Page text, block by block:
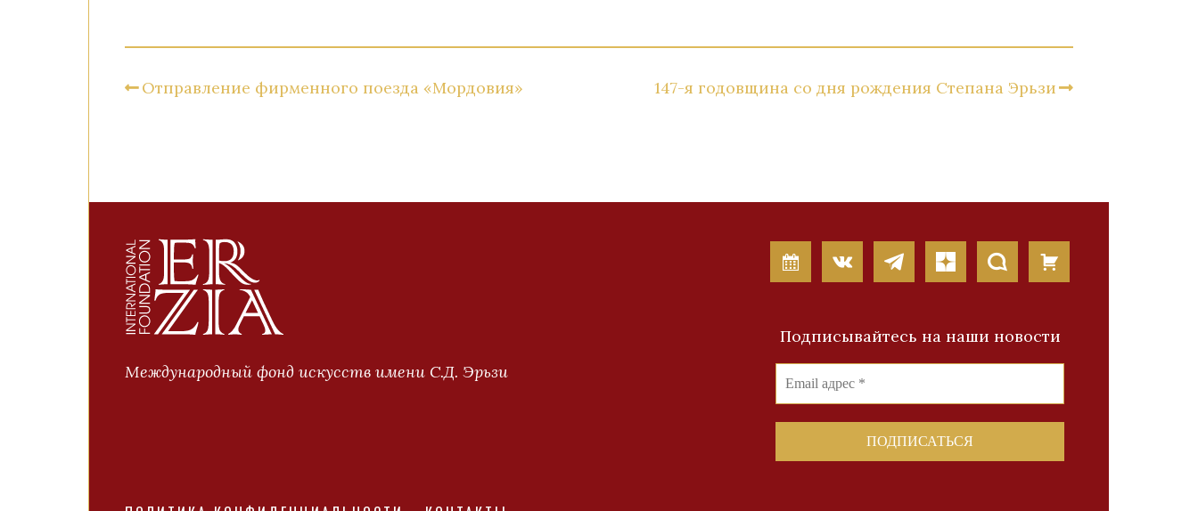
Отправление фирменного поезда «Мордовия» 147-я годовщина со дня рождения Степана Эрьзи
Международный фонд искусств имени С.Д. Эрьзи
Подписывайтесь на наши новости